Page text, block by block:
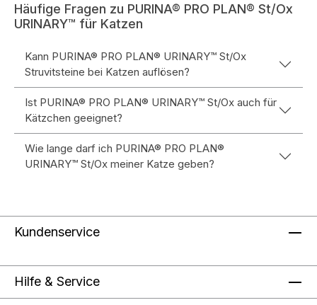
Häufige Fragen zu PURINA® PRO PLAN® St/Ox
URINARY™ für Katzen
Kann PURINA® PRO PLAN® URINARY™ St/Ox
Struvitsteine bei Katzen auflösen?
Ist PURINA® PRO PLAN® URINARY™ St/Ox auch für
Kätzchen geeignet?
Wie lange darf ich PURINA® PRO PLAN®
URINARY™ St/Ox meiner Katze geben?
Kundenservice
Hilfe & Service